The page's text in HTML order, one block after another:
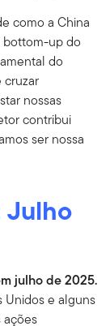
como a China
bottom-up do
do
cruzar
nossas
contribui
ser nossa
Julho
julho de 2025.
Unidos e alguns
ações